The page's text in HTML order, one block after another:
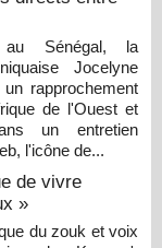
au Sénégal, la
Jocelyne
rapprochement
de l'Ouest et
un entretien
l'icône de...
de vivre
»
du zouk et voix